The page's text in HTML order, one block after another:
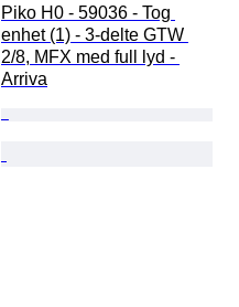
Piko H0 - 59036 - Tog
enhet (1) - 3-delte GTW
2/8, MFX med full lyd -
Arriva